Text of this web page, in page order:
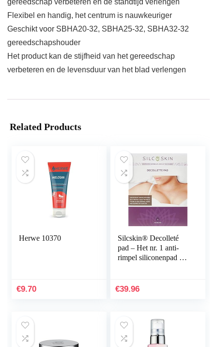
gereedschap verbeteren en de standtijd verlengen
Flexibel en handig, het centrum is nauwkeuriger
Geschikt voor SBHA20-32, SBHA25-32, SBHA32-32
gereedschapshouder
Het product kan de stijfheid van het gereedschap
verbeteren en de levensduur van het blad verlengen
Related Products
Herwe 10370
€9.70
Silcskin® Decolleté
pad – Het nr. 1 anti-
rimpel siliconenpad uit
€39.96